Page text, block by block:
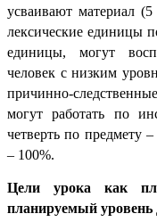
усваивают материал
лексические единицы
единицы, могут
человек с низким
причинно-
могут работать по
четверть по предмету
– 100%.
Цели урока как
планируемый уровень